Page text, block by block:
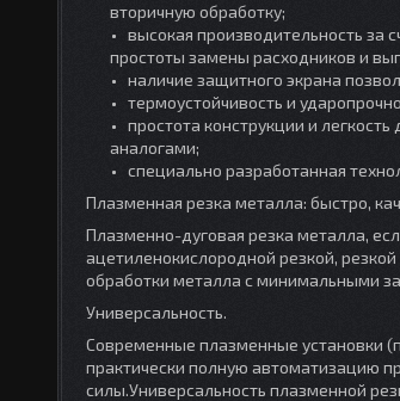
вторичную обработку;
высокая производительность за
простоты замены расходников и
наличие защитного экрана
термоустойчивость и
простота конструкции и
аналогами;
специально разработанная
Плазменная резка металла: быстро,
Плазменно-дуговая резка металла,
ацетиленокислородной резкой,
обработки металла с минимальными
Универсальность.
Современные плазменные установки
практически полную автоматизацию
силы.Универсальность плазменной